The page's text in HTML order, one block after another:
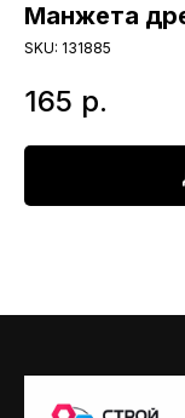
Манжета
SKU: 131885
165 р.